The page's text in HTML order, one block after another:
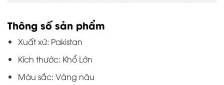
Thông số sản phẩm
Xuất xứ: Pakistan
Kích thước: Khổ Lớn
Màu sắc: Vàng nâu